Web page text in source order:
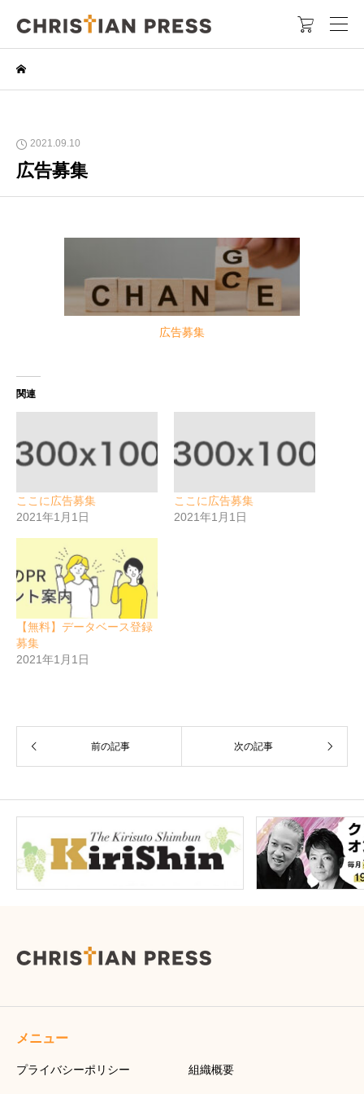

2021.09.10
広告募集
広告募集
関連
ここに広告募集
2021年1月1日
ここに広告募集
2021年1月1日
【無料】データベース登録
募集
2021年1月1日
前の記事 次の記事
メニュー
プライバシーポリシー 組織概要